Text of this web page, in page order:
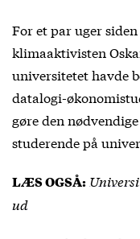
For et par uger siden
klimaaktivisten
universitetet havde
datalogi-
gøre den
studerende på
LÆS OGSÅ:
ud